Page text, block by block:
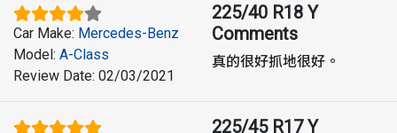
Car Make: Mercedes-Benz
Model: A-Class
Review Date: 02/03/2021
225/40 R18 Y
Comments
真的很好抓地很好。
225/45 R17 Y